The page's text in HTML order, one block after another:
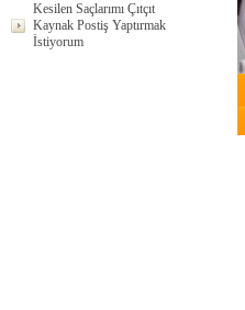
Kesilen Saçlarımı Çıtçıt
Kaynak Postiş Yaptırmak
İstiyorum